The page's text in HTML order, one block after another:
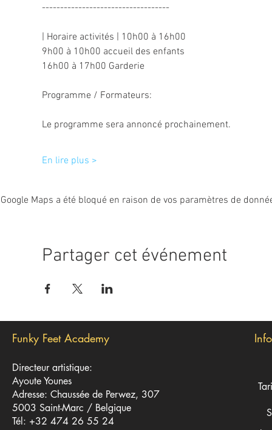
-----------------------------------
| Horaire activités | 10h00 à 16h00
9h00 à 10h00 accueil des enfants
Programme / Formateurs:
En lire plus >
Google Maps a été bloqué en raison de vos paramètres de
Partager cet événement
Funky Feet Academy
Directeur artistique:
Ayoute Younes
Adresse: Chaussée de Perwez, 307
5003 Saint-Marc / Belgique
Tél: +32 474 26 55 24